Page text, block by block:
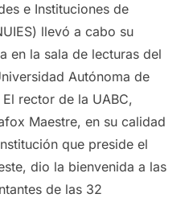
e Instituciones de
llevó a cabo su
en la sala de lecturas del
Autónoma de
rector de la UABC,
Maestre, en su calidad
que preside el
dio la bienvenida a las
de las 32